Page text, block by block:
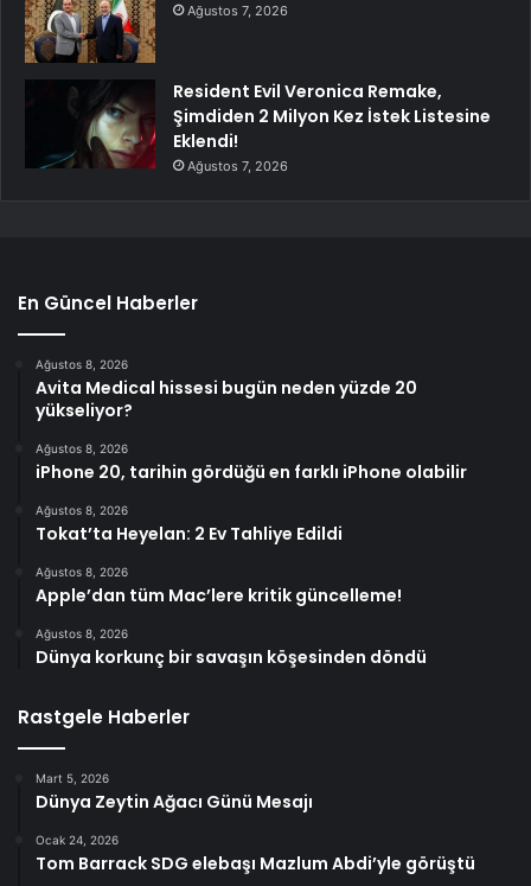
Ağustos 7, 2026
Resident Evil Veronica Remake,
Şimdiden 2 Milyon Kez İstek Listesine
Eklendi!
Ağustos 7, 2026
En Güncel Haberler
Ağustos 8, 2026
Avita Medical hissesi bugün neden yüzde 20
yükseliyor?
Ağustos 8, 2026
iPhone 20, tarihin gördüğü en farklı iPhone olabilir
Ağustos 8, 2026
Tokat’ta Heyelan: 2 Ev Tahliye Edildi
Ağustos 8, 2026
Apple’dan tüm Mac’lere kritik güncelleme!
Ağustos 8, 2026
Dünya korkunç bir savaşın köşesinden döndü
Rastgele Haberler
Mart 5, 2026
Dünya Zeytin Ağacı Günü Mesajı
Ocak 24, 2026
Tom Barrack SDG elebaşı Mazlum Abdi’yle görüştü